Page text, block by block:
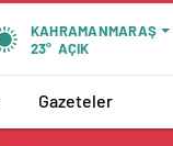
KAHRAMANMARAŞ
23° AÇIK
Gazeteler